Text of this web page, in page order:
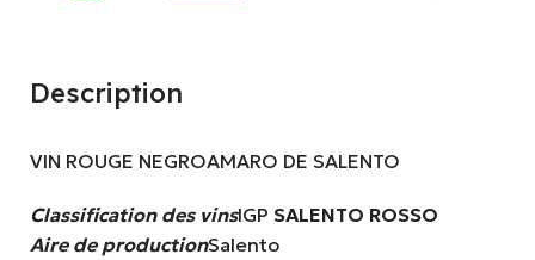
Description
VIN ROUGE NEGROAMARO DE SALENTO
Classification des vinsIGP SALENTO ROSSO
Aire de productionSalento